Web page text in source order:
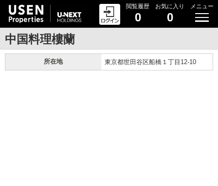
閲覧履歴
0
お気に入り
0
メニュー
中国料理樓蘭
所在地 東京都世田谷区船橋１丁目12-10